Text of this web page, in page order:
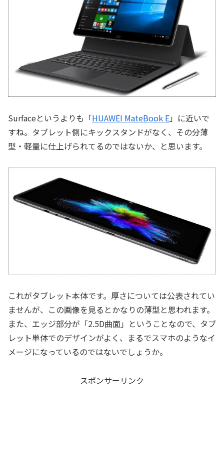
Surfaceというよりも「HUAWEI MateBook E」に近いで
すね。タブレット側にキックスタンドがなく、その分薄
型・軽量に仕上げられてるのではないか、と思います。
これがタブレット本体です。厚さについては公表されてい
ませんが、この画像を見るとかなりの薄型と思われます。
また、エッジ部分が「2.5D曲面」ということなので、タブ
レット単体でのデザインがよく、まるでスマホのようなイ
メージになっているのではないでしょうか。
スポンサーリンク